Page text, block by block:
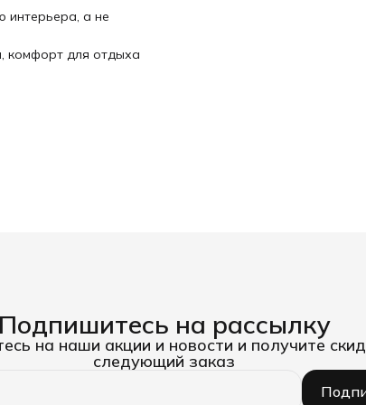
интерьера, а не
комфорт для отдыха
Подпишитесь на рассылку
на наши акции и новости и получите
следующий заказ